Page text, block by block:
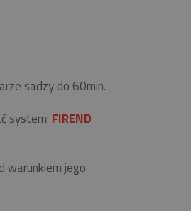
sadzy do 60min.
system: FIREND
warunkiem jego